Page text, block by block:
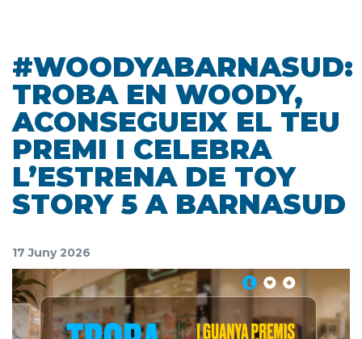
#WOODYABARNASUD:
TROBA EN WOODY,
ACONSEGUEIX EL TEU
PREMI I CELEBRA
L’ESTRENA DE TOY
STORY 5 A BARNASUD
17 Juny 2026